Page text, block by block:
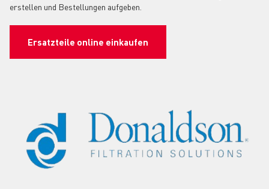
erstellen und Bestellungen aufgeben.
Ersatzteile online einkaufen